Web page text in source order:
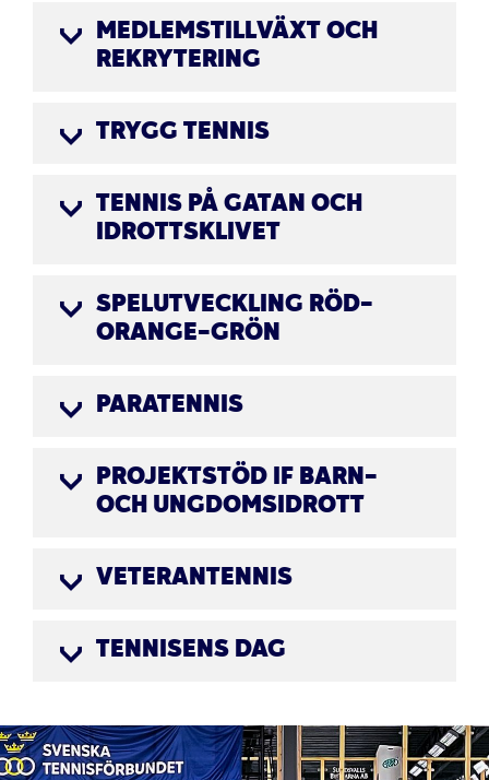
MEDLEMSTILLVÄXT OCH
REKRYTERING
TRYGG TENNIS
TENNIS PÅ GATAN OCH
IDROTTSKLIVET
SPELUTVECKLING RÖD-
ORANGE-GRÖN
PARATENNIS
PROJEKTSTÖD IF BARN-
OCH UNGDOMSIDROTT
VETERANTENNIS
TENNISENS DAG